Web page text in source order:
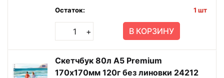
Остаток: 1 шт
+ В КОРЗИНУ
Скетчбук 80л А5 Premium
170х170мм 120г без линовки 24212